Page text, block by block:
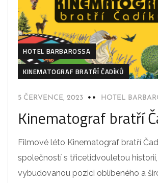
HOTEL BARBAROSSA
KINEMATOGRAF BRATŘÍ ČADÍKŮ
5 ČERVENCE, 2023 HOTEL
Kinematograf bratří
Filmové léto Kinematograf bratří
společností s třicetidvouletou
vybudovanou pozici oblíbeného a